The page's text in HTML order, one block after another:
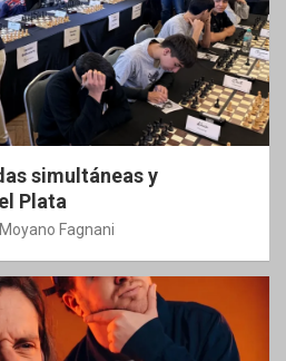
simultáneas y
Plata
Fagnani